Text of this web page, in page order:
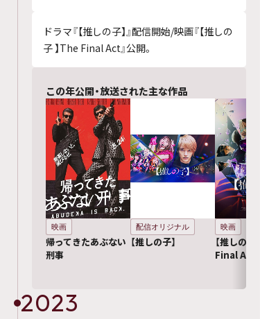
ドラマ『【推しの子】』配信開始/映画『【推しの
子 】The Final Act』公開。
この年公開・放送された主な作品
映画
帰ってきたあぶない
刑事
配信オリジナル
【推しの子】
映画
【推しの子
Final Act
2023